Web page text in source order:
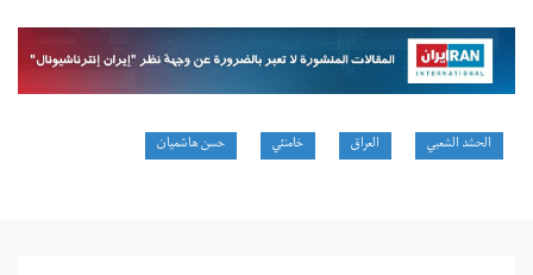
الحشد الشعبي العراق خامنئي حسن هاشميان